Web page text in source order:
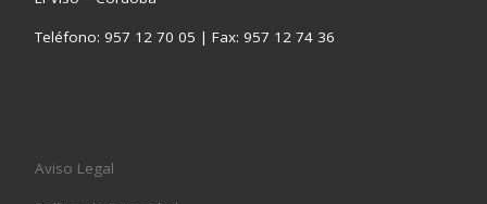
Teléfono: 957 12 70 05 | Fax: 957 12 74 36
Aviso Legal